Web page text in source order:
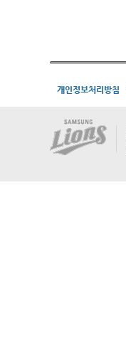
개인정보처리방침